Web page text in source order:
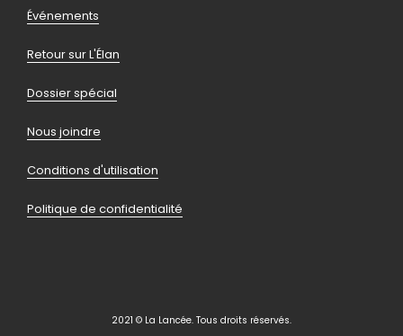
Pied
de
page
Événements
Retour sur L'Élan
Dossier spécial
Nous joindre
Conditions d'utilisation
Politique de confidentialité
2021 © La Lancée. Tous droits réservés.